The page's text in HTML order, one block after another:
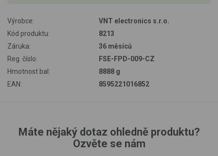
Výrobce:
VNT electronics s.r.o.
Kód produktu:
8213
Záruka:
36 měsíců
Reg. číslo:
FSE-FPD-009-CZ
Hmotnost bal:
8888 g
EAN:
8595221016852
Máte nějaký dotaz ohledně produktu?
Ozvěte se nám